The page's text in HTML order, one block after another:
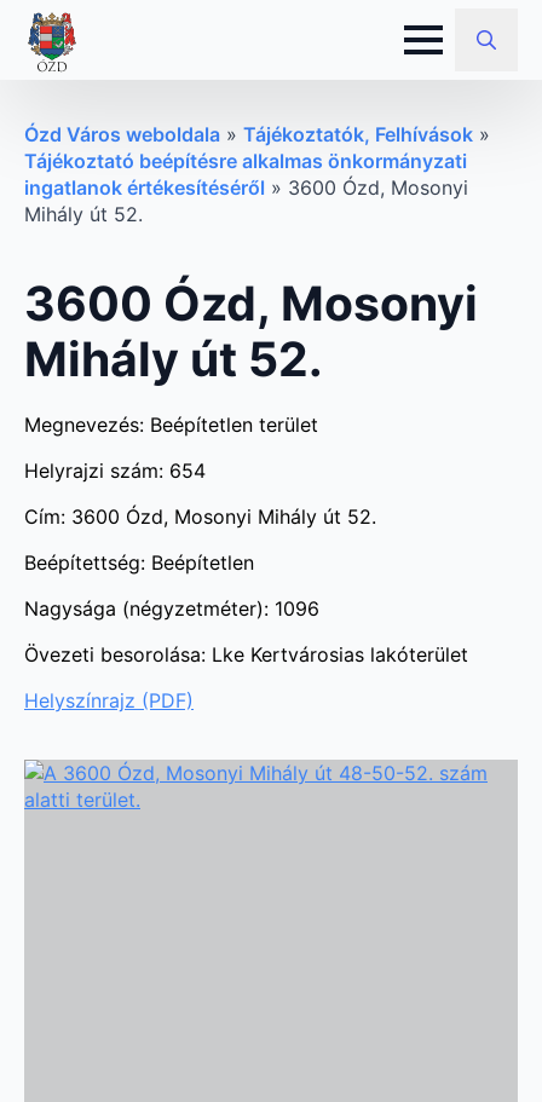
Ózd Város weboldala » Tájékoztatók, Felhívások »
Tájékoztató beépítésre alkalmas önkormányzati
ingatlanok értékesítéséről » 3600 Ózd, Mosonyi
Mihály út 52.
3600 Ózd, Mosonyi
Mihály út 52.
Megnevezés: Beépítetlen terület
Helyrajzi szám: 654
Cím: 3600 Ózd, Mosonyi Mihály út 52.
Beépítettség: Beépítetlen
Nagysága (négyzetméter): 1096
Övezeti besorolása: Lke Kertvárosias lakóterület
Helyszínrajz (PDF)